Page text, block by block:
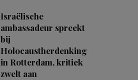
Israëlische
ambassadeur spreekt
bij
Holocaustherdenking
in Rotterdam, kritiek
zwelt aan